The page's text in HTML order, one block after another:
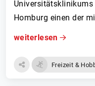
Universitätsklinikum­s
Homburg einen der
weiterlesen
Freizeit &